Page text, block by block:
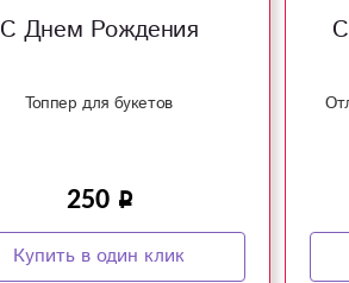
С Днем Рождения
Топпер для букетов
250
Купить в один клик